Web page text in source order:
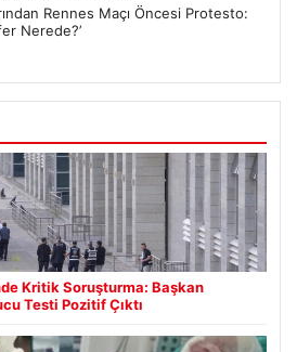
Rennes Maçı Öncesi Protesto:
Nerede?’
Kritik Soruşturma: Başkan
Testi Pozitif Çıktı